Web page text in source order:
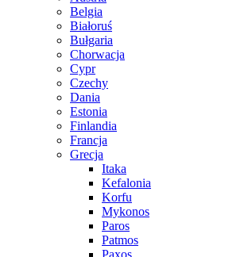
Belgia
Białoruś
Bułgaria
Chorwacja
Cypr
Czechy
Dania
Estonia
Finlandia
Francja
Grecja
Itaka
Kefalonia
Korfu
Mykonos
Paros
Patmos
Paxos